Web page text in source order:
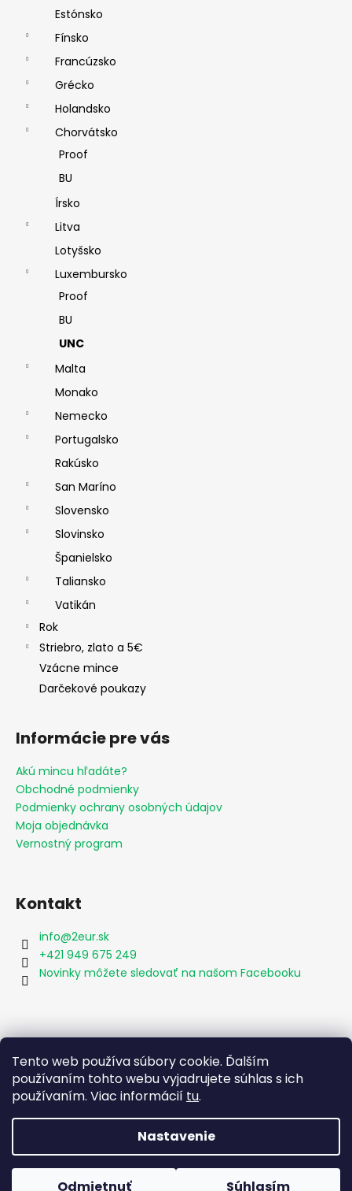
Tento web používa súbory cookie. Ďalším
používaním tohto webu vyjadrujete súhlas s ich
používaním. Viac informácií tu.
Nastavenie
Odmietnuť Súhlasím
Estónsko
Fínsko
Francúzsko
Grécko
Holandsko
Chorvátsko
Proof
BU
Írsko
Litva
Lotyšsko
Luxembursko
Proof
BU
UNC
Malta
Monako
Nemecko
Portugalsko
Rakúsko
San Maríno
Slovensko
Slovinsko
Španielsko
Taliansko
Vatikán
Rok
Striebro, zlato a 5€
Vzácne mince
Darčekové poukazy
Informácie pre vás
Akú mincu hľadáte?
Obchodné podmienky
Podmienky ochrany osobných údajov
Moja objednávka
Vernostný program
Kontakt
info@2eur.sk
+421 949 675 249
Novinky môžete sledovať na našom Facebooku
Copyright 20262eur.sk . Všetky práva vyhradené.